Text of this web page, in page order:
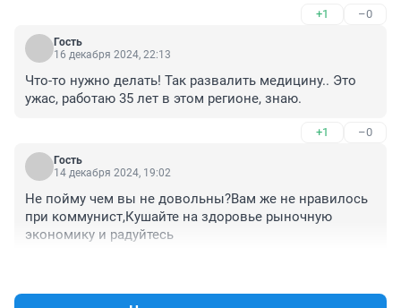
администрациях,прокуратуре, и пр оганизациях
рассматривать с участием заявителя до того как
будет сдан ответ в канцелярию для отправки !
+1 –0
Гость
16 декабря 2024, 22:13
Что-то нужно делать! Так развалить медицину.. Это
ужас, работаю 35 лет в этом регионе, знаю.
+1 –0
Гость
14 декабря 2024, 19:02
Не пойму чем вы не довольны?Вам же не нравилось
при коммунист,Кушайте на здоровье рыночную
экономику и радуйтесь